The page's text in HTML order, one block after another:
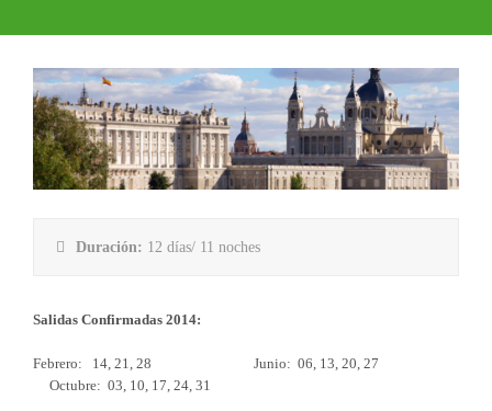
Duración: 12 días/ 11 noches
Salidas Confirmadas 2014:
Febrero: 14, 21, 28 Junio: 06, 13, 20, 27
Octubre: 03, 10, 17, 24, 31